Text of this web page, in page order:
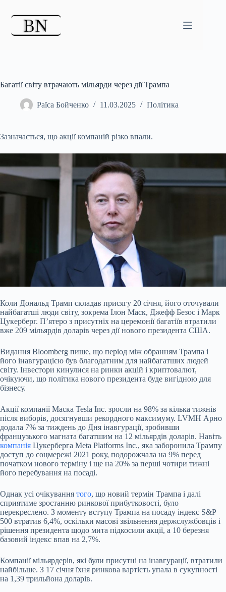
Багатії світу втрачають мільярди через дії Трампа
Раїса Бойченко 11.03.2025 Політика
Зазначається, що акції компаній різко впали.
Коли Дональд Трамп складав присягу 20 січня, його оточували
найбагатші люди світу, зокрема Ілон Маск, Джефф Безос і Марк
Цукерберг. П’ятеро з присутніх на церемонії багатіїв втратили
вже 209 мільярдів доларів через дії нового президента США.
Видання Bloomberg пише, що період між обранням Трампа і
його інавгурацією був благодатним для найбагатших людей
світу. Інвестори кинулися на ринки акцій і криптовалют,
очікуючи, що політика нового президента буде вигідною для
бізнесу.
Акції компанії Маска Tesla Inc. зросли на 98% за кілька тижнів
після виборів, досягнувши рекордного максимуму. LVMH Арно
додала 7% за тиждень до Дня інавгурації, зробивши
французького магната багатшим на 12 мільярдів доларів. Навіть
компанія Цукерберга Meta Platforms Inc., яка заборонила Трампу
доступ до соцмережі 2021 року, подорожчала на 9% перед
початком нового терміну і ще на 20% за перші чотири тижні
його перебування на посаді.
Однак усі очікування того, що новий термін Трампа і далі
сприятиме зростанню ринкової прибутковості, було
перекреслено. З моменту вступу Трампа на посаду індекс S&P
500 втратив 6,4%, оскільки масові звільнення держслужбовців і
рішення президента щодо мита підкосили акції, а 10 березня
базовий індекс впав на 2,7%.
Компанії мільярдерів, які були присутні на інавгурації, втратили
найбільше. З 17 січня їхня ринкова вартість упала в сукупності
на 1,39 трильйона доларів.